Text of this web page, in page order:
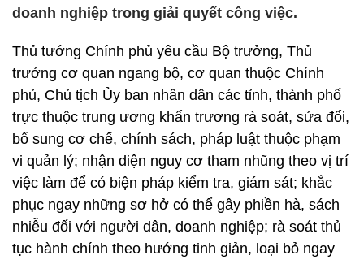
doanh nghiệp trong giải quyết công việc.
Thủ tướng Chính phủ yêu cầu Bộ trưởng, Thủ
trưởng cơ quan ngang bộ, cơ quan thuộc Chính
phủ, Chủ tịch Ủy ban nhân dân các tỉnh, thành phố
trực thuộc trung ương khẩn trương rà soát, sửa đổi,
bổ sung cơ chế, chính sách, pháp luật thuộc phạm
vi quản lý; nhận diện nguy cơ tham nhũng theo vị trí
việc làm để có biện pháp kiểm tra, giám sát; khắc
phục ngay những sơ hở có thể gây phiền hà, sách
nhiễu đối với người dân, doanh nghiệp; rà soát thủ
tục hành chính theo hướng tinh giản, loại bỏ ngay